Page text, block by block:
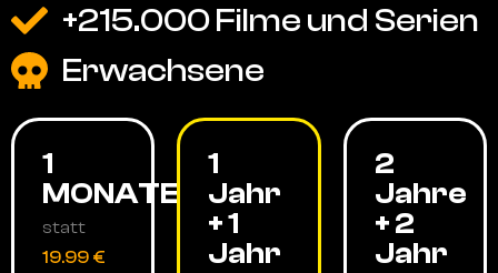
+215.000 Filme und Serien
Erwachsene
1
MONATE
statt
19.99 €
1
Jahr
+ 1
Jahr
2
Jahre
+ 2
Jahr